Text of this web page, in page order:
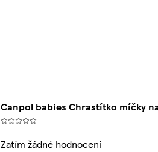
Canpol babies Chrastítko míčky
Zatím žádné hodnocení